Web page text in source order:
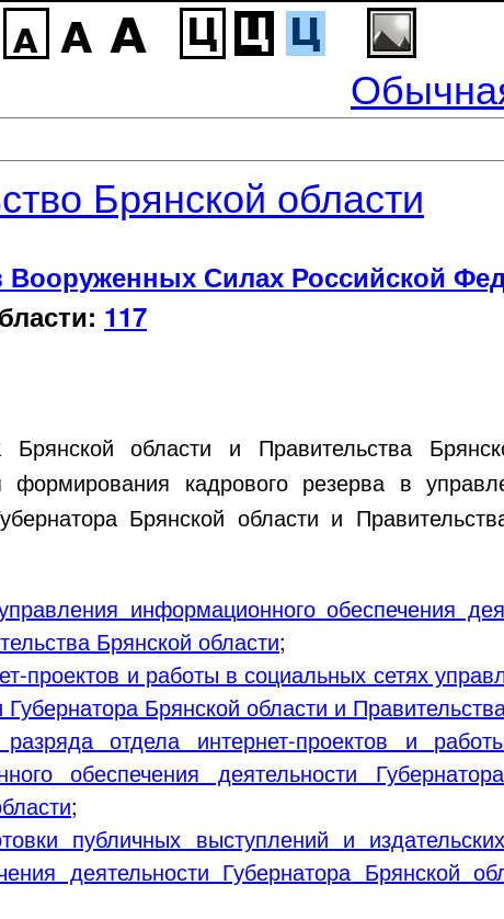
Брянской области
Вооруженных Силах Российской
117
Брянской области и Правительства
кадрового резерва в
Брянской области и
информационного обеспечения
Брянской области;
проектов и работы в социальных сетях
Брянской области и
отдела интернет-проектов и
обеспечения деятельности
;
публичных выступлений и
деятельности Губернатора Брянской